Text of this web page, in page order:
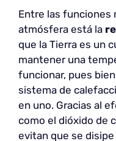
Entre las funciones
atmósfera está la
que la Tierra es un
mantener una
funcionar, pues
sistema de
en uno. Gracias al
como el dióxido de
evitan que se